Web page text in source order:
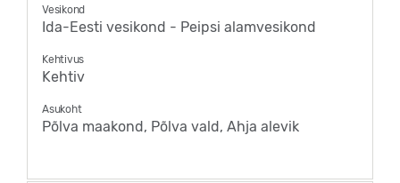
Vesikond
Ida-Eesti vesikond - Peipsi alamvesikond
Kehtivus
Kehtiv
Asukoht
Põlva maakond, Põlva vald, Ahja alevik